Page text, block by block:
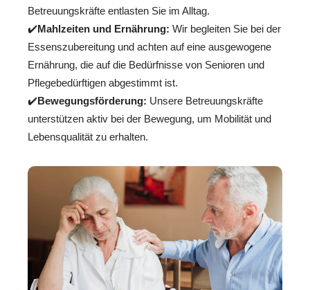
Betreuungskräfte entlasten Sie im Alltag.
✔️Mahlzeiten und Ernährung: Wir begleiten Sie bei der
Essenszubereitung und achten auf eine ausgewogene
Ernährung, die auf die Bedürfnisse von Senioren und
Pflegebedürftigen abgestimmt ist.
✔️Bewegungsförderung: Unsere Betreuungskräfte
unterstützen aktiv bei der Bewegung, um Mobilität und
Lebensqualität zu erhalten.